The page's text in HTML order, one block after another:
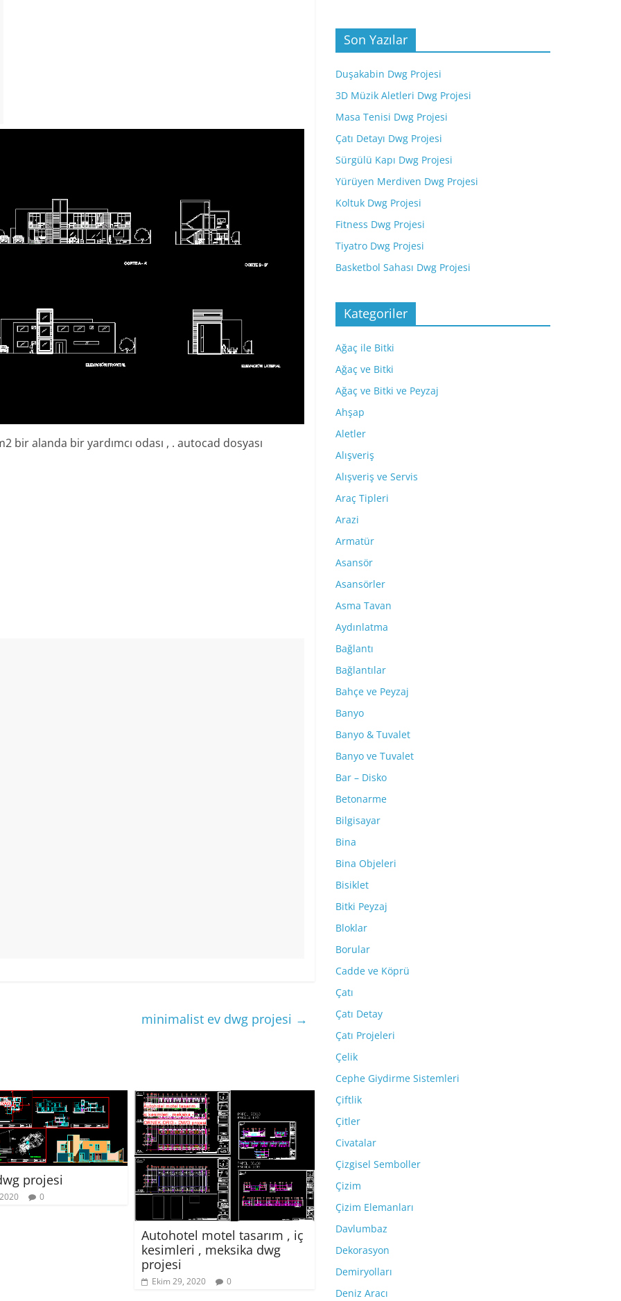
bir alanda bir yardımcı odası , . autocad dosyası
minimalist ev dwg projesi →
projesi
0
Autohotel motel tasarım , iç
kesimleri , meksika dwg
projesi
Ekim 29, 2020 0
Son Yazılar
Duşakabin Dwg Projesi
3D Müzik Aletleri Dwg Projesi
Masa Tenisi Dwg Projesi
Çatı Detayı Dwg Projesi
Sürgülü Kapı Dwg Projesi
Yürüyen Merdiven Dwg Projesi
Koltuk Dwg Projesi
Fitness Dwg Projesi
Tiyatro Dwg Projesi
Basketbol Sahası Dwg Projesi
Kategoriler
Ağaç ile Bitki
Ağaç ve Bitki
Ağaç ve Bitki ve Peyzaj
Ahşap
Aletler
Alışveriş
Alışveriş ve Servis
Araç Tipleri
Arazi
Armatür
Asansör
Asansörler
Asma Tavan
Aydınlatma
Bağlantı
Bağlantılar
Bahçe ve Peyzaj
Banyo
Banyo & Tuvalet
Banyo ve Tuvalet
Bar – Disko
Betonarme
Bilgisayar
Bina
Bina Objeleri
Bisiklet
Bitki Peyzaj
Bloklar
Borular
Cadde ve Köprü
Çatı
Çatı Detay
Çatı Projeleri
Çelik
Cephe Giydirme Sistemleri
Çiftlik
Çitler
Civatalar
Çizgisel Semboller
Çizim
Çizim Elemanları
Davlumbaz
Dekorasyon
Demiryolları
Deniz Aracı